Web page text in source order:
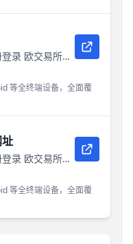
欧交易所网站 下载注册登录 欧交易所电脑版网页版网址
等全终端设备，全面覆
欧交易所网站 下载注册登录 欧交易所电脑版网页版网址
等全终端设备，全面覆